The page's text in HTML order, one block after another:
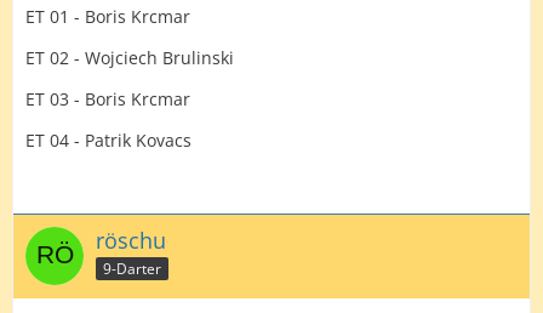
ET 01 - Boris Krcmar
ET 02 - Wojciech Brulinski
ET 03 - Boris Krcmar
ET 04 - Patrik Kovacs
röschu
9-Darter